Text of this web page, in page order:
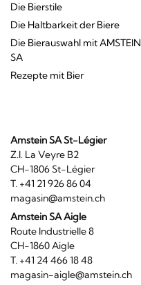
Die Bierstile
Die Haltbarkeit der Biere
Die Bierauswahl mit AMSTEIN
SA
Rezepte mit Bier
Amstein SA St-Légier
Z.I. La Veyre B2
CH-1806 St-Légier
T. +41 21 926 86 04
magasin@amstein.ch
Amstein SA Aigle
Route Industrielle 8
CH-1860 Aigle
T. +41 24 466 18 48
magasin-aigle@amstein.ch